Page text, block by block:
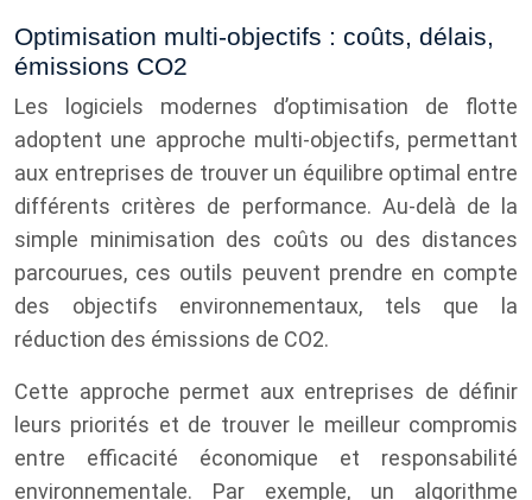
Optimisation multi-objectifs : coûts, délais,
émissions CO2
Les logiciels modernes d’optimisation de flotte
adoptent une approche multi-objectifs, permettant
aux entreprises de trouver un équilibre optimal entre
différents critères de performance. Au-delà de la
simple minimisation des coûts ou des distances
parcourues, ces outils peuvent prendre en compte
des objectifs environnementaux, tels que la
réduction des émissions de CO2.
Cette approche permet aux entreprises de définir
leurs priorités et de trouver le meilleur compromis
entre efficacité économique et responsabilité
environnementale. Par exemple, un algorithme